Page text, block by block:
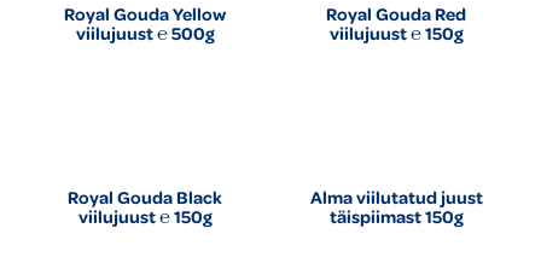
Royal Gouda Yellow
viilujuust ℮ 500g
Royal Gouda Red
viilujuust ℮ 150g
Royal Gouda Black
viilujuust ℮ 150g
Alma viilutatud juust
täispiimast 150g